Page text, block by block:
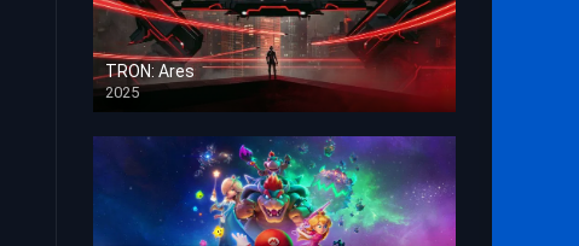
TRON: Ares
2025
HD 1080p